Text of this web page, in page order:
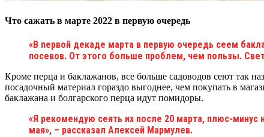
Что сажать в марте 2022 в первую очередь
«В первой декаде марта в первую очередь сеем
посевов. От этого больше проблем, чем пользы.
Кроме перца и баклажанов, все больше садоводов сеют так
посадочный материал гораздо выгоднее, чем покупать в
баклажана и болгарского перца идут помидоры.
«Я рекомендую сеять их после 20 марта, плюс-
мая», – рассказал Алексей Мармулев.